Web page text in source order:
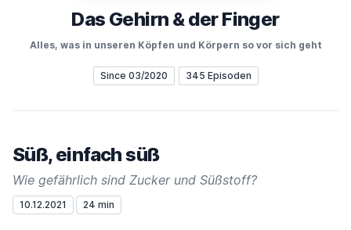
Das Gehirn & der Finger
Alles, was in unseren Köpfen und Körpern so vor sich geht
Since 03/2020 345 Episoden
Süß, einfach süß
Wie gefährlich sind Zucker und Süßstoff?
10.12.2021 24 min